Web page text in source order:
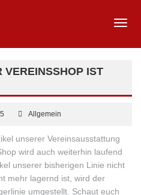
VEREINSSHOP IST
Allgemein
unserer Vereinsausstattung
wird auch weiterhin laufend
unserer bisherigen Linie nicht
mehr lagernd ist, wird der
umgestellt. Schaut euch